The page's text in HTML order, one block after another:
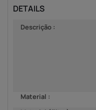
DETAILS
Descrição :
Material :